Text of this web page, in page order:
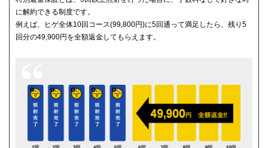
に解約できる制度です。
例えば、ヒゲ全体10回コース(99,800円)に5回通って満足したら、残り5
回分の49,900円を全額返金してもらえます。